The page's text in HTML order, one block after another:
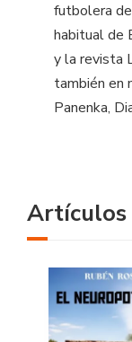
futbolera
habitual de
y la revista
también en
Panenka,
Artículos